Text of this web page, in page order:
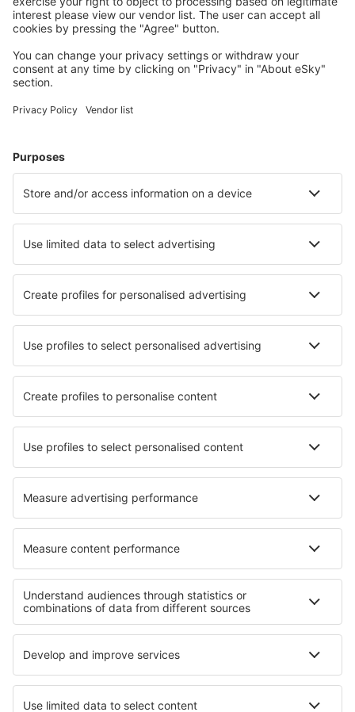
Unterkünfte in Italien - Beliebte Städte
Unterkunft in Rom Unterkunft in Carovigno
Unterkunft in Salve Unterkunft in Sassari
Die besten Unterkünfte - Städte
Unterkunft in Konnersreuth Unterkunft in Crowley
Unterkunft Backerud Unterkunft in Bredstedt
Unterkunft in Gundersheim Unterkunft in Tennevoll
Unterkunft an der Venezianischen Riviera
Unterkunft in Apulien Unterkunft in Val di Pejo
Unterkunft in Steamboat Unterkunft in Sofia (city)
Unterkunft auf Lanzarote Unterkunft im Kleinwalsertal
Unterkunft im Olympic-Nationalpark